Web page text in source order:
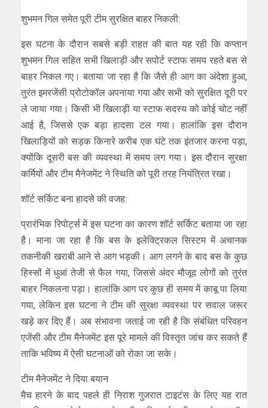
शुभमन गिल समेत पूरी टीम सुरक्षित बाहर निकली:
इस घटना के दौरान सबसे बड़ी राहत की बात यह रही कि कप्तान
शुभमन गिल सहित सभी खिलाड़ी और सपोर्ट स्टाफ समय रहते बस से
बाहर निकल गए। बताया जा रहा है कि जैसे ही आग का अंदेशा हुआ,
तुरंत इमरजेंसी प्रोटोकॉल अपनाया गया और सभी को सुरक्षित दूरी पर
ले जाया गया। किसी भी खिलाड़ी या स्टाफ सदस्य को कोई चोट नहीं
आई है, जिससे एक बड़ा हादसा टल गया। हालांकि इस दौरान
खिलाड़ियों को सड़क किनारे करीब एक घंटे तक इंतजार करना पड़ा,
क्योंकि दूसरी बस की व्यवस्था में समय लग गया। इस दौरान सुरक्षा
कर्मियों और टीम मैनेजमेंट ने स्थिति को पूरी तरह नियंत्रित रखा।
शॉर्ट सर्किट बना हादसे की वजह:
प्रारंभिक रिपोर्ट्स में इस घटना का कारण शॉर्ट सर्किट बताया जा रहा
है। माना जा रहा है कि बस के इलेक्ट्रिकल सिस्टम में अचानक
तकनीकी खराबी आने से आग भड़की। आग लगने के बाद बस के कुछ
हिस्सों में धुआं तेजी से फैल गया, जिससे अंदर मौजूद लोगों को तुरंत
बाहर निकलना पड़ा। हालांकि आग पर कुछ ही समय में काबू पा लिया
गया, लेकिन इस घटना ने टीम की सुरक्षा व्यवस्था पर सवाल जरूर
खड़े कर दिए हैं। अब संभावना जताई जा रही है कि संबंधित परिवहन
एजेंसी और टीम मैनेजमेंट इस पूरे मामले की विस्तृत जांच कर सकते हैं
ताकि भविष्य में ऐसी घटनाओं को रोका जा सके।
टीम मैनेजमेंट ने दिया बयान
मैच हारने के बाद पहले ही निराश गुजरात टाइटंस के लिए यह रात